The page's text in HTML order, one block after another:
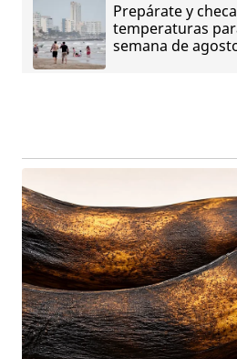
Prepárate y
temperaturas
semana de